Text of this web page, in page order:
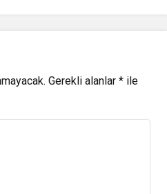
Gerekli alanlar * ile